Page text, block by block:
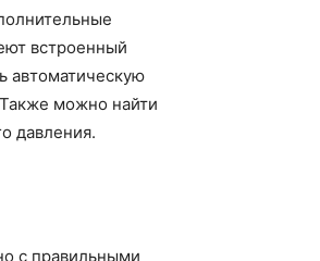
встроенный
автоматическую
можно найти
давления.
с правильными